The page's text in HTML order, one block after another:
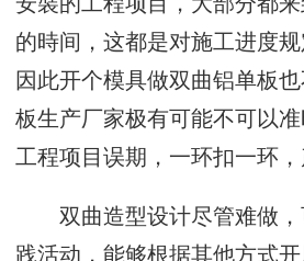
的時间，这都是对施工进度规
因此开个模具做双曲铝单板
板生产厂家极有可能不可以
工程项目误期，一环扣一环，
双曲造型设计尽管难做，
践活动，能够根据其他方式